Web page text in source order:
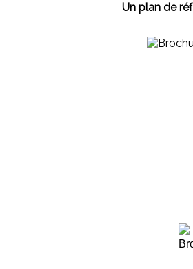
Un plan de